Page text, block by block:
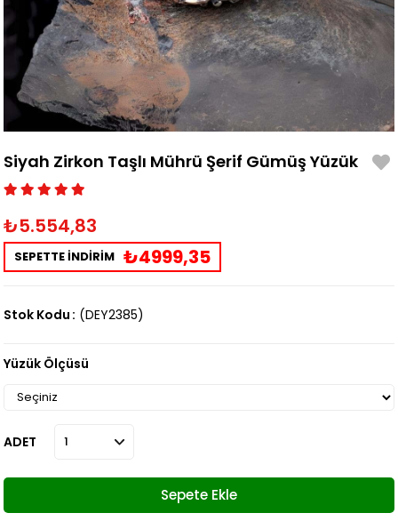
Siyah Zirkon Taşlı Mührü Şerif Gümüş Yüzük
₺5.554,83
SEPETTE İNDİRİM ₺4999,35
Stok Kodu (DEY2385)
Yüzük Ölçüsü
ADET